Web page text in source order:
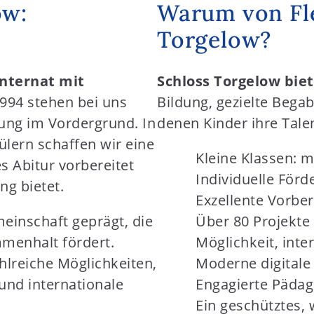
mit
stehen bei uns
im Vordergrund. In
schaffen wir eine
Abitur vorbereitet
bietet.
geprägt, die
fördert.
Möglichkeiten,
internationale
Warum von
Torgelow?
Schloss Torgelow
Bildung, gezielte
denen Kinder ihre
Kleine Klassen:
Individuelle
Exzellente
Über 80
Möglichkeit,
Moderne
Engagierte
Ein